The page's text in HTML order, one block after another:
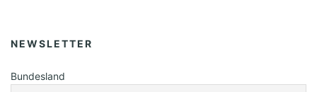
NEWSLETTER
Bundesland